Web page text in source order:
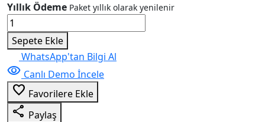
Yıllık Ödeme Paket yıllık olarak yenilenir
E-
Ticaret
&
Ürün
Satış
V125
adet
Sepete Ekle
WhatsApp'tan Bilgi Al
visibility Canlı Demo İncele
favorite_border Favorilere Ekle
share Paylaş